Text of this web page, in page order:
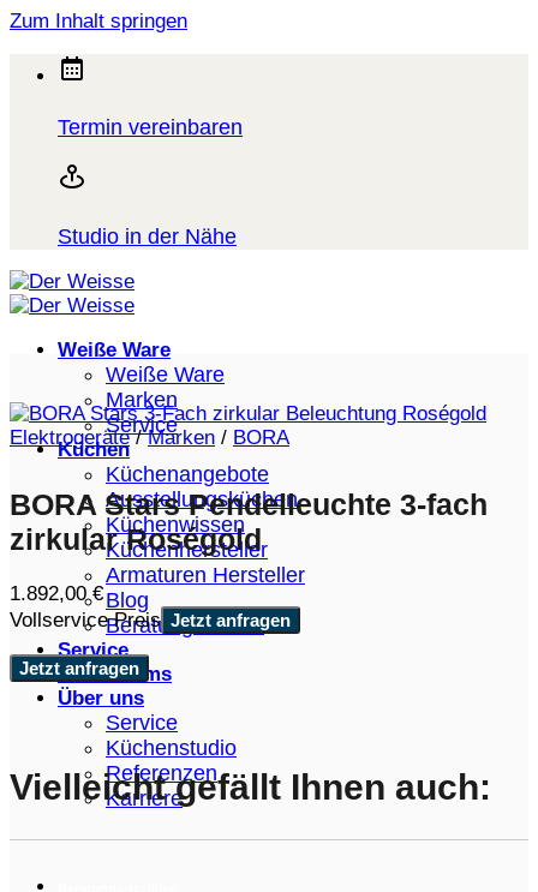
Zum Inhalt springen
Termin vereinbaren
Studio in der Nähe
Weiße Ware
Weiße Ware
Marken
Service
Küchen
Küchenangebote
Ausstellungsküchen
Küchenwissen
Küchenhersteller
Armaturen Hersteller
Blog
Beratungstermin
Service
Showrooms
Über uns
Service
Küchenstudio
Referenzen
Karriere
Elektrogeräte / Marken / BORA
BORA Stars Pendelleuchte 3-fach
zirkular Roségold
1.892,00€
Vollservice Preis Jetzt anfragen
Jetzt anfragen
Vielleicht gefällt Ihnen auch: